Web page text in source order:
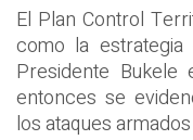
El Plan Control
como la
Presidente
entonces se
los ataques